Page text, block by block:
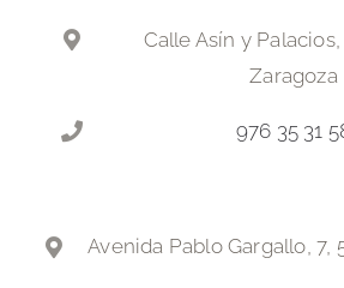
Calle Asín y Palacios,
Zaragoza
976 35 31
Avenida Pablo Gargallo, 7,